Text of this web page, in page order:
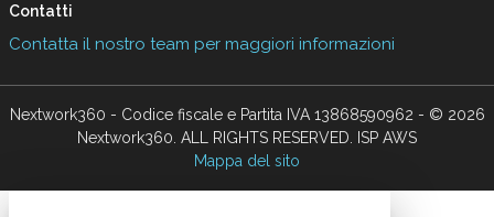
Contatti
Contatta il nostro team per maggiori informazioni
Nextwork360 - Codice fiscale e Partita IVA 13868590962 - © 2026
Nextwork360. ALL RIGHTS RESERVED. ISP AWS
Mappa del sito